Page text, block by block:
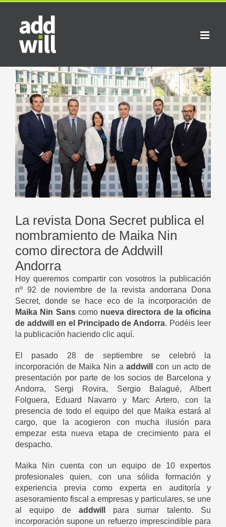
Saltar
contenido
Ver
imagen
más
grande
La revista Dona Secret publica el
nombramiento de Maika Nin
como directora de Addwill
Andorra
Hoy queremos compartir con vosotros la publicación
nº 92 de noviembre de la revista andorrana Dona
Secret, donde se hace eco de la incorporación de
Maika Nin Sanscomo nueva directora de la oficina
de addwill en el Principado de Andorra. Podéis leer
la publicación haciendo clic aquí.
El pasado 28 de septiembre se celebró la
incorporación de Maika Nin aaddwill
con un acto de
presentación por parte de los socios de Barcelona y
Andorra, Sergi Rovira, Sergio Balagué, Albert
Folguera, Eduard Navarro y Marc Artero, con la
presencia de todo el equipo del que Maika estará al
cargo, que la acogieron con mucha ilusión para
empezar esta nueva etapa de crecimiento para el
despacho.
Maika Nin cuenta con un equipo de 10 expertos
profesionales quien, con una sólida formación y
experiencia previa como experta en auditoría y
asesoramiento fiscal a empresas y particulares, se une
al equipo de addwill
para sumar talento. Su
incorporación supone un refuerzo imprescindible para